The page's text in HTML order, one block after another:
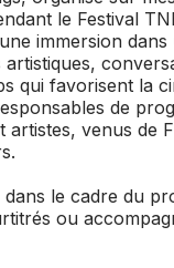
le Festival
immersion
qui favorisent la
de
artistes, venus de
le cadre du
ou